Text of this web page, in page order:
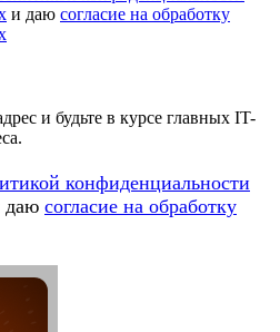
и даю согласие на обработку
и будьте в курсе главных IT-
конфиденциальности
даю согласие на обработку